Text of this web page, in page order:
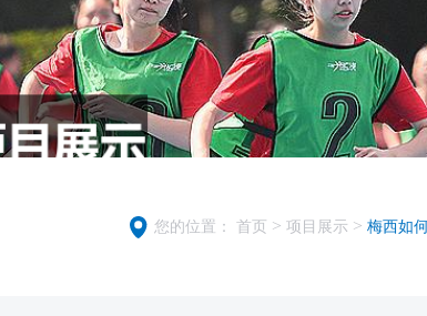
您的位置： 首页 > 项目展示 > 梅西如